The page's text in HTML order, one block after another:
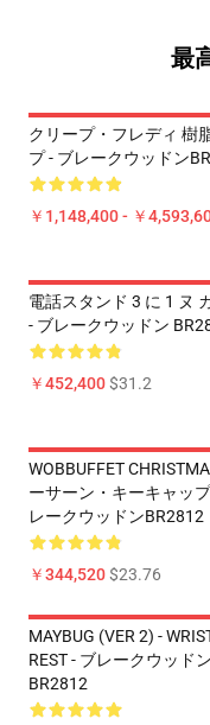
最
クリープ・フレディ 樹
プ - ブレークウッドン
￥1,148,400 - ￥
電話スタンド 3 に 1 ヌ
- ブレークウッドン
￥452,400$31.2
WOBBUFFET
ーサーン・キーキャッ
レークウッドンBR2812
￥344,520$23.76
MAYBUG (VER 2) -
REST - ブレークウッドン
BR2812